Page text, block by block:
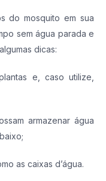
do mosquito em sua
sem água parada e
dicas:
e, caso utilize,
armazenar água
as caixas d’água.